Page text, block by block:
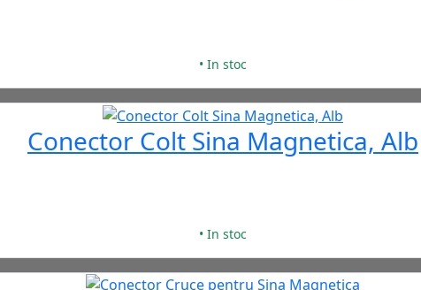
• In stoc
Conector Colt Sina Magnetica, Alb
• In stoc